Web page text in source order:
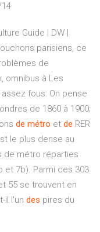
Guide | DW |
parisiens, ce
de
omnibus à Les
fous: On pense
de 1860 à 1900;
de métro et de RER
le plus dense au
de métro réparties
et 7b). Parmi ces 303
55 se trouvent en
il l'un des pires du